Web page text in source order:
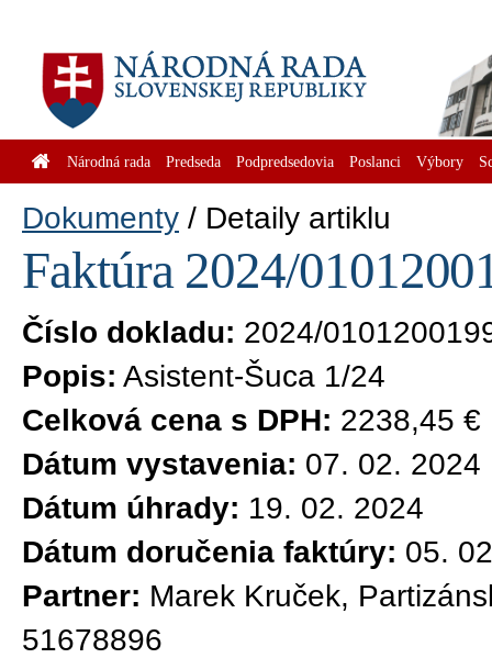
Národná rada Predseda Podpredsedovia Poslanci Výbory
Dokumenty Detaily artiklu
Faktúra 2024/
Číslo dokladu: 2024/
Popis: Asistent-Šuca 1/24
Celková cena s DPH: 2238,45 €
Dátum vystavenia: 07. 02. 2024
Dátum úhrady: 19. 02. 2024
Dátum doručenia faktúry: 05.
Partner: Marek Kruček,
51678896